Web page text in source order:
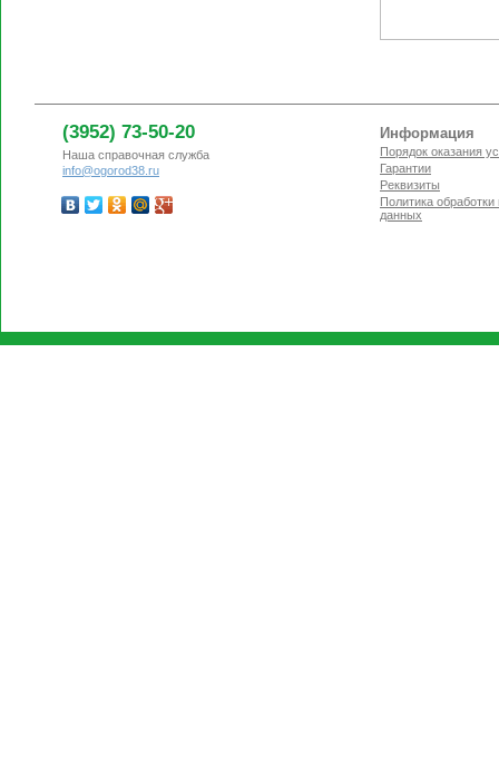
(3952) 73-50-20
Наша справочная служба
info@ogorod38.ru
Информация
Порядок оказания
Гарантии
Реквизиты
Политика
данных